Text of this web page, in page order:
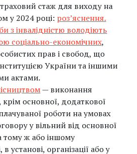
стаж для виходу на
у 2024 році: роз’яснення.
з інвалідністю володіють
соціально-економічних,
прав і свобод, що
України та іншими
актами.
— виконання
основної, додаткової
роботи на умовах
у вільний від основної
тому ж або іншому
установі, організації або у